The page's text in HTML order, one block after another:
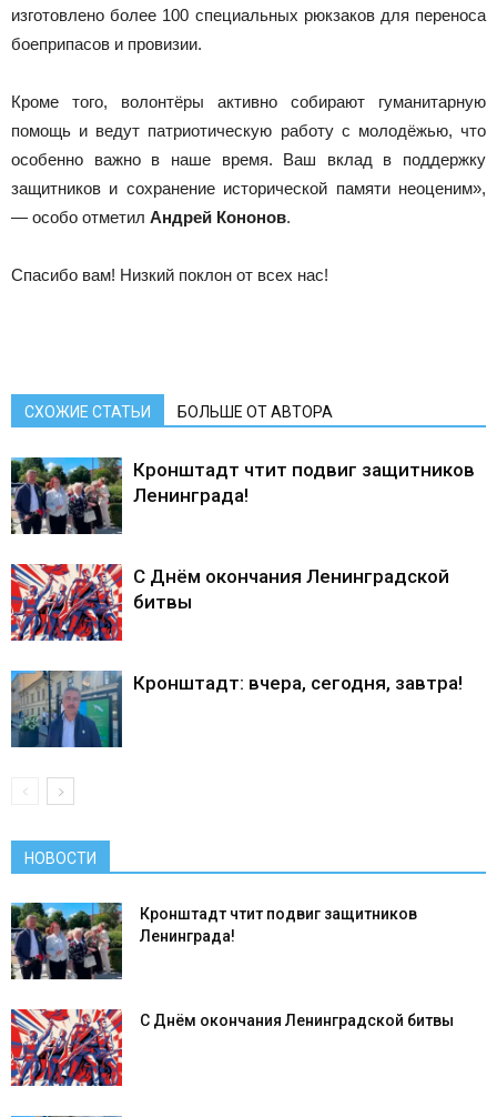
изготовлено более 100 специальных рюкзаков для переноса
боеприпасов и провизии.
Кроме того, волонтёры активно собирают гуманитарную
помощь и ведут патриотическую работу с молодёжью, что
особенно важно в наше время. Ваш вклад в поддержку
защитников и сохранение исторической памяти неоценим»,
— особо отметил Андрей Кононов.
Спасибо вам! Низкий поклон от всех нас!
СХОЖИЕ СТАТЬИ БОЛЬШЕ ОТ АВТОРА
Кронштадт чтит подвиг защитников
Ленинграда!
С Днём окончания Ленинградской
битвы
Кронштадт: вчера, сегодня, завтра!
НОВОСТИ
Кронштадт чтит подвиг защитников
Ленинграда!
С Днём окончания Ленинградской битвы